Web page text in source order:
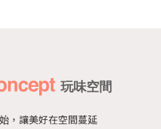
，讓美好在空間蔓延